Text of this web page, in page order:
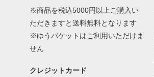
※商品を税込5000円以上ご購入い
ただきますと送料無料となります
※ゆうパケットはご利用いただけま
せん
クレジットカード